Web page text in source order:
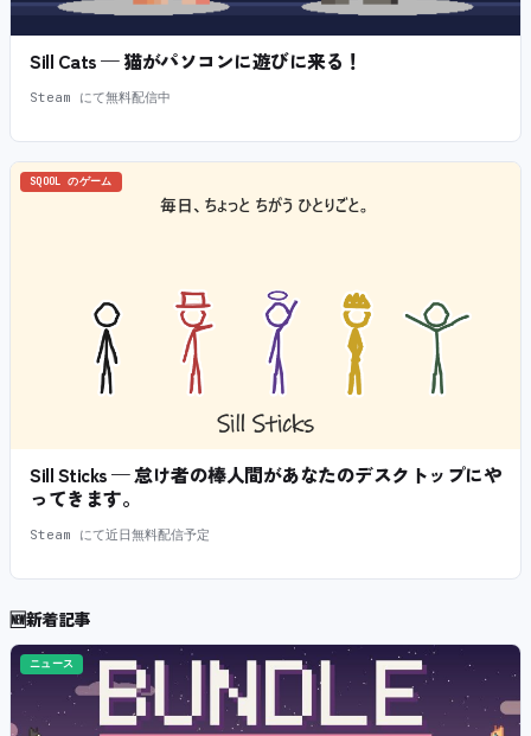
Sill Cats — 猫がパソコンに遊びに来る！
Steam にて無料配信中
SQOOL のゲーム
Sill Sticks — 怠け者の棒人間があなたのデスクトップにや
ってきます。
Steam にて近日無料配信予定
🆕新着記事
ニュース